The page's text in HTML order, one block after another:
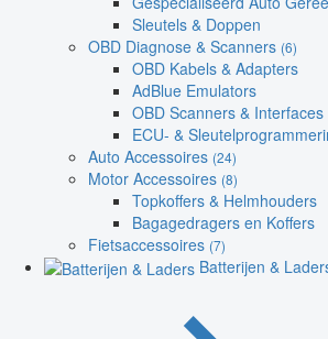
Sleutels & Doppen
OBD Diagnose & Scanners (6)
OBD Kabels & Adapters
AdBlue Emulators
OBD Scanners & Interfaces
ECU- &
Auto Accessoires (24)
Motor Accessoires (8)
Topkoffers & Helmhouders
Bagagedragers en Koffers
Fietsaccessoires (7)
Batterijen &